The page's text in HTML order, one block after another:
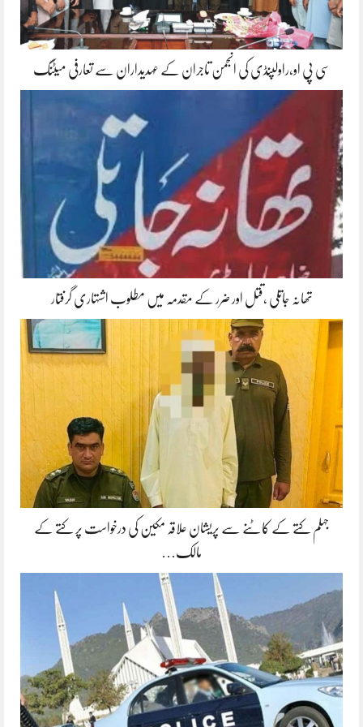
سی پی او،راولپنڈی کی انجمن تاجران کے عہدیداران سے تعارفی میٹنگ
تھانہ جاتلی ،قتل اور ضرر کے مقدمہ میں مطلوب اشتہاری گرفتار
جہلم کتے کے کاٹنے سے پریشان علاقہ مکین کی درخواست پر کتے کے
مالک…